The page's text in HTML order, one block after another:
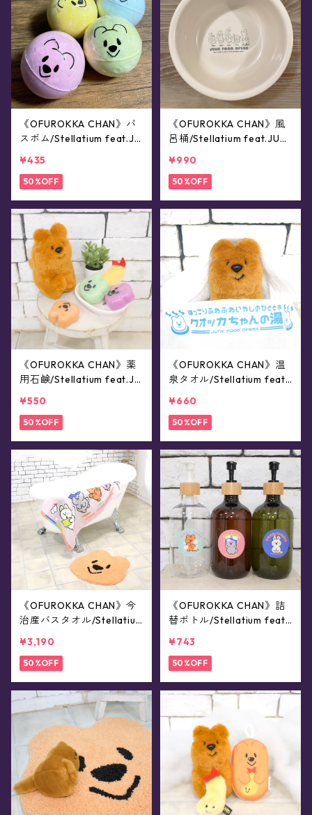
《OFUROKKA CHAN》バ
スボム/Stellatium feat.JU
¥435
50%OFF
《OFUROKKA CHAN》風
呂桶/Stellatium feat.JUN
¥990
50%OFF
《OFUROKKA CHAN》薬
用石鹸/Stellatium feat.JU
¥550
50%OFF
《OFUROKKA CHAN》温
泉タオル/Stellatium feat.
¥660
50%OFF
《OFUROKKA CHAN》今
治産バスタオル/Stellatiu
A
¥3,190
50%OFF
《OFUROKKA CHAN》詰
替ボトル/Stellatium feat.
¥743
50%OFF